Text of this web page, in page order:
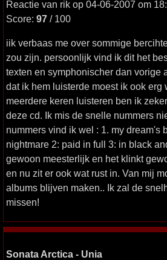
Reactie van rik op 04-06-2007 om
Score: 97 / 100
iik verbaas me over sommige
zou zijn. persoonlijk vind ik dit het
texten en symphonischer dan vorige
dat ik hem luisterde moest ik ook erg
meerdere keren luisteren ben ik
deze cd. Ik mis de snelle nummers
nummers vind ik wel : 1. my dream's
nightmare 2: paid in full 3: in black
gewoon meesterlijk en het klinkt
en nu zit er ook wat rust in. Van mij
albums blijven maken.. Ik zal de
missen!
Sonata Arctica - Unia